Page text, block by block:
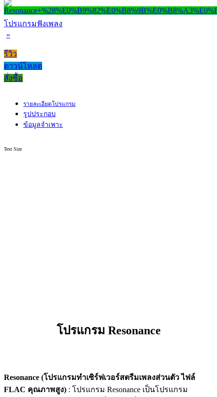
โปรแกรมฟังเพลง
»
รีวิว
ดาวน์โหลด
สั่งซื้อ
รายละเอียดโปรแกรม
รูปประกอบ
ข้อมูลจำเพาะ
Text Size
โปรแกรม Resonance
Resonance (โปรแกรมทำเซิร์ฟเวอร์สตรีมเพลงส่วนตัว ไฟล์
FLAC คุณภาพสูง) : โปรแกรม Resonance เป็นโปรแกรม